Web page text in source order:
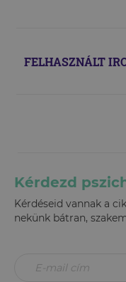
FELHASZNÁLT
Kérdezd
Kérdéseid vannak a
nekünk bátran,